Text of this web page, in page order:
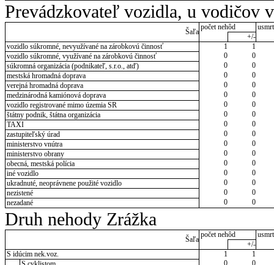
Prevádzkovateľ vozidla, u vodičov
Šaľa
počet nehôd
+/-
vozidlo súkromné, nevyužívané na zárobkovú činnosť
1
1
vozidlo súkromné, využívané na zárobkovú činnosť
0
0
súkromná organizácia (podnikateľ, s.r.o., atď)
0
0
mestská hromadná doprava
0
0
verejná hromadná doprava
0
0
medzinárodná kamiónová doprava
0
0
vozidlo registrované mimo územia SR
0
0
štátny podnik, štátna organizácia
0
0
TAXI
0
0
zastupiteľský úrad
0
0
ministerstvo vnútra
0
0
ministerstvo obrany
0
0
obecná, mestská polícia
0
0
iné vozidlo
0
0
ukradnuté, neoprávnene použité vozidlo
0
0
nezistené
0
0
nezadané
0 0
Druh nehody Zrážka
Šaľa
počet nehôd
+/-
S idúcim nek.voz.
1
1